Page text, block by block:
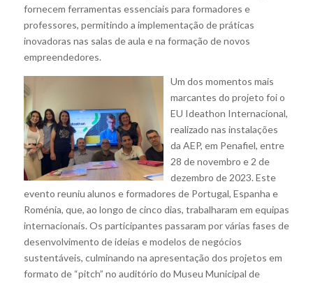
fornecem ferramentas essenciais para formadores e
professores, permitindo a implementação de práticas
inovadoras nas salas de aula e na formação de novos
empreendedores.
Um dos momentos mais
marcantes do projeto foi o
EU Ideathon Internacional,
realizado nas instalações
da AEP, em Penafiel, entre
28 de novembro e 2 de
dezembro de 2023. Este
evento reuniu alunos e formadores de Portugal, Espanha e
Roménia, que, ao longo de cinco dias, trabalharam em equipas
internacionais. Os participantes passaram por várias fases de
desenvolvimento de ideias e modelos de negócios
sustentáveis, culminando na apresentação dos projetos em
formato de “pitch” no auditório do Museu Municipal de